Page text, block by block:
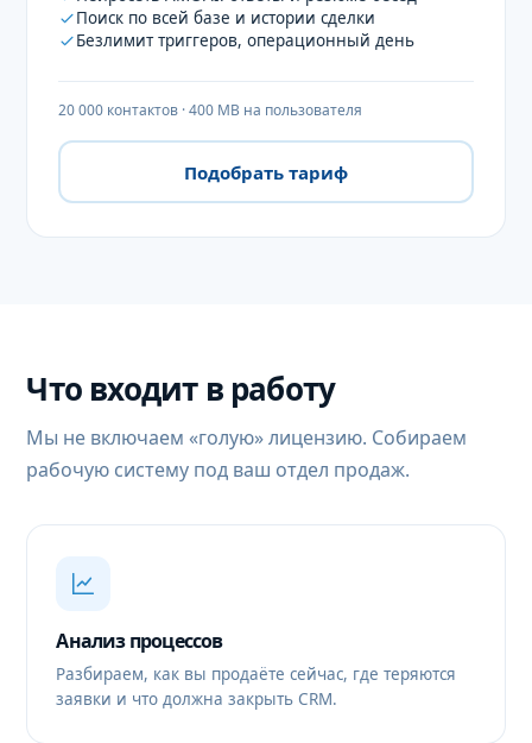
Поиск по всей базе и истории сделки
Безлимит триггеров, операционный день
20 000 контактов · 400 MB на пользователя
Подобрать тариф
Что входит в работу
Мы не включаем «голую» лицензию. Собираем
рабочую систему под ваш отдел продаж.
Анализ процессов
Разбираем, как вы продаёте сейчас, где теряются
заявки и что должна закрыть CRM.